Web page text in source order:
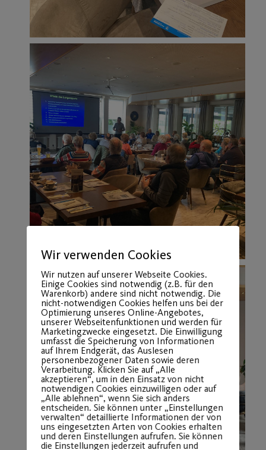
Wir verwenden Cookies
Wir nutzen auf unserer Webseite Cookies.
Einige Cookies sind notwendig (z.B. für den
Warenkorb) andere sind nicht notwendig. Die
nicht-notwendigen Cookies helfen uns bei der
Optimierung unseres Online-Angebotes,
unserer Webseitenfunktionen und werden für
Marketingzwecke eingesetzt. Die Einwilligung
auf Ihrem Endgerät, das Auslesen
personenbezogener Daten sowie deren
akzeptieren“, um in den Einsatz von nicht
notwendigen Cookies einzuwilligen oder auf
„Alle ablehnen“, wenn Sie sich anders
entscheiden. Sie können unter „Einstellungen
verwalten“ detaillierte Informationen der von
uns eingesetzten Arten von Cookies erhalten
und deren Einstellungen aufrufen. Sie können
die Einstellungen jederzeit aufrufen und
Cookies auch nachträglich jederzeit abwählen
(z.B. in der Datenschutzerklärung oder unten
auf unserer Webseite).
ALLE AKZEPTIEREN
ALLE ABLEHNEN